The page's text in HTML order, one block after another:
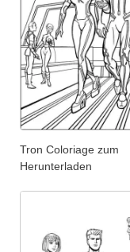
Tron Coloriage zum
Herunterladen